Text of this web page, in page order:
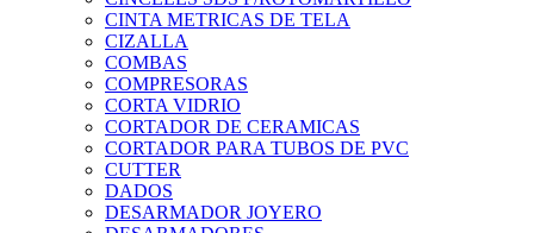
CINTA METRICAS DE TELA
CIZALLA
COMBAS
COMPRESORAS
CORTA VIDRIO
CORTADOR DE CERAMICAS
CORTADOR PARA TUBOS DE PVC
CUTTER
DADOS
DESARMADOR JOYERO